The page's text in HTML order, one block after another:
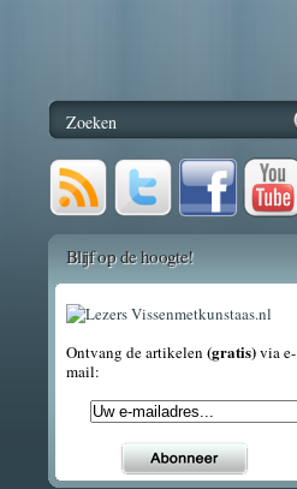
Blijf op de hoogte!
Ontvang de artikelen (gratis)via e-
mail: